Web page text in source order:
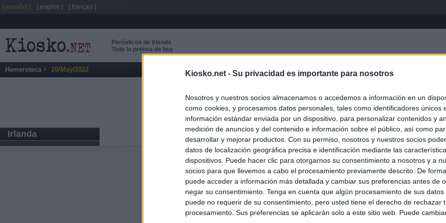
Kiosko.net - Su privacidad es importante para nosotros
Nosotros y nuestros socios almacenamos o accedemos a información en un
como cookies, y procesamos datos personales, tales como identificadores únicos
información estándar enviada por un dispositivo, para personalizar contenidos y
medición de anuncios y del contenido e información sobre el público, así como
desarrollar y mejorar productos. Con su permiso, nosotros y nuestros socios
datos de localización geográfica precisa e identificación mediante las
dispositivos. Puede hacer clic para otorgarnos su consentimiento a nosotros y a
socios para que llevemos a cabo el procesamiento previamente descrito. De
puede acceder a información más detallada y cambiar sus preferencias antes de
negar su consentimiento. Tenga en cuenta que algún procesamiento de sus
puede no requerir de su consentimiento, pero usted tiene el derecho de rechazar
procesamiento. Sus preferencias se aplicarán solo a este sitio web. Puede
Periódicos de Irlanda
Toda la prensa de hoy
Hemeroteca 20/May/2022 Inicio
Irlanda
Últimas noticias
El uso personal de Ayuso de las instituciones de la Comunidad de Madrid
El Gobierno de Ayuso pone a la venta el inmueble de Gran Vía más caro que
hace un año cuando no logró venderlo
del
[ español ] [ english ] [ français ]